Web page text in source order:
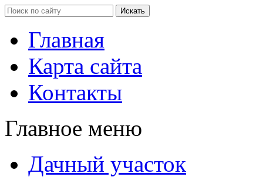
Главная
Карта сайта
Контакты
Главное меню
Дачный участок